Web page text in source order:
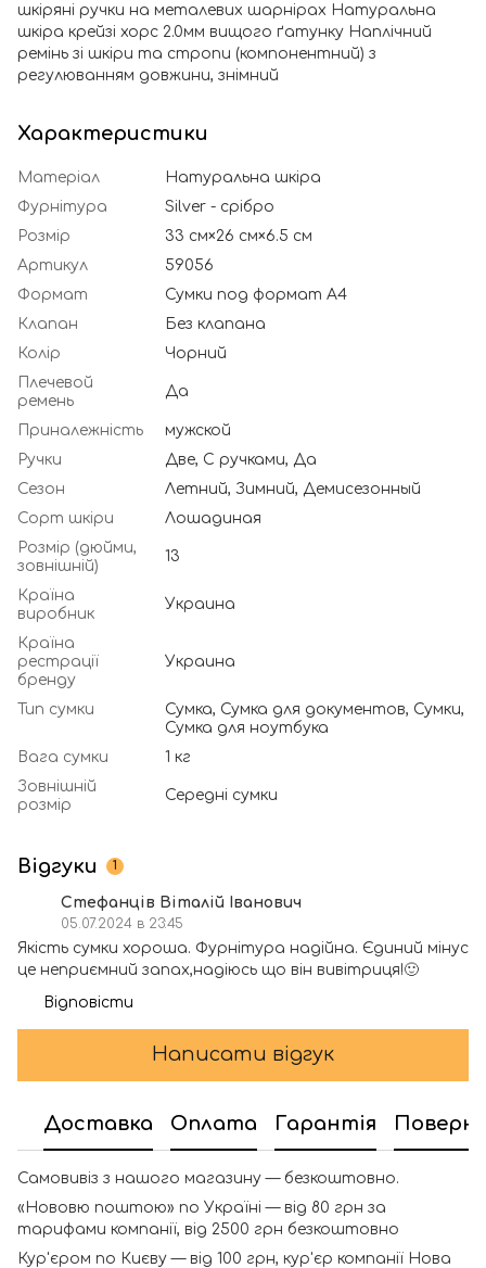
шкіряні ручки на металевих шарнірах Натуральна
шкіра крейзі хорс 2.0мм вищого ґатунку Наплічний
ремінь зі шкіри та стропи (компонентний) з
регулюванням довжини, знімний
Характеристики
Матеріал
Натуральна шкіра
Фурнітура
Silver - срібро
Розмір
33 см×26 см×6.5 см
Артикул
59056
Формат
Сумки под формат А4
Клапан
Без клапана
Колір
Чорний
Плечевой
ремень
Да
Приналежність
мужской
Ручки
Две, С ручками, Да
Сезон
Летний, Зимний, Демисезонный
Сорт шкіри
Лошадиная
Розмір (дюйми,
зовнішній)
13
Країна
виробник
Украина
Країна
рестрації
бренду
Украина
Тип сумки
Сумка, Сумка для документов, Сумки,
Сумка для ноутбука
Вага сумки
1 кг
Зовнішній
розмір
Середні сумки
Відгуки 1
Стефанців Віталій Іванович
05.07.2024 в 23:45
Якість сумки хороша. Фурнітура надійна. Єдиний мінус
це неприємний запах,надіюсь що він вивітриця!🙂
Відповісти
Написати відгук
Доставка Оплата Гарантія
Самовивіз з нашого магазину — безкоштовно.
«Нововю поштою» по Україні — від 80 грн за
тарифами компанії, від 2500 грн безкоштовно
Кур'єром по Києву — від 100 грн, кур'єр компанії Нова